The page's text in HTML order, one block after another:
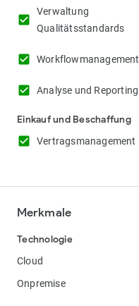
check_box
Verwaltung
Qualitätsstandards
check_box Workflowmanagement
check_box Analyse und Reporting
Einkauf und Beschaffung
check_box Vertragsmanagement
Merkmale
Technologie
Cloud
Onpremise